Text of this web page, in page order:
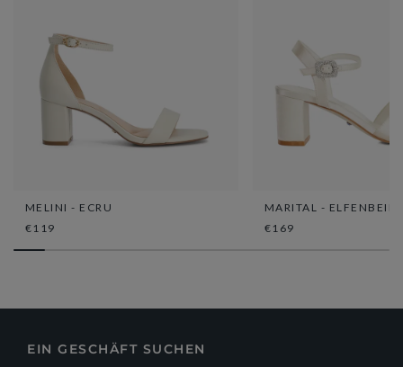
MELINI - ECRU
€119
MARITAL - ELFENBEIN
€169
EIN GESCHÄFT SUCHEN